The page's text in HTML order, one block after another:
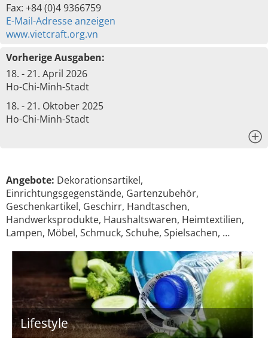
Fax: +84 (0)4 9366759
E-Mail-Adresse anzeigen
www.vietcraft.org.vn
Vorherige Ausgaben:
18. - 21. April 2026
Ho-Chi-Minh-Stadt
18. - 21. Oktober 2025
Ho-Chi-Minh-Stadt
Angebote: Dekorationsartikel,
Einrichtungsgegenstände, Gartenzubehör,
Geschenkartikel, Geschirr, Handtaschen,
Handwerksprodukte, Haushaltswaren, Heimtextilien,
Lampen, Möbel, Schmuck, Schuhe, Spielsachen, …
Lifestyle